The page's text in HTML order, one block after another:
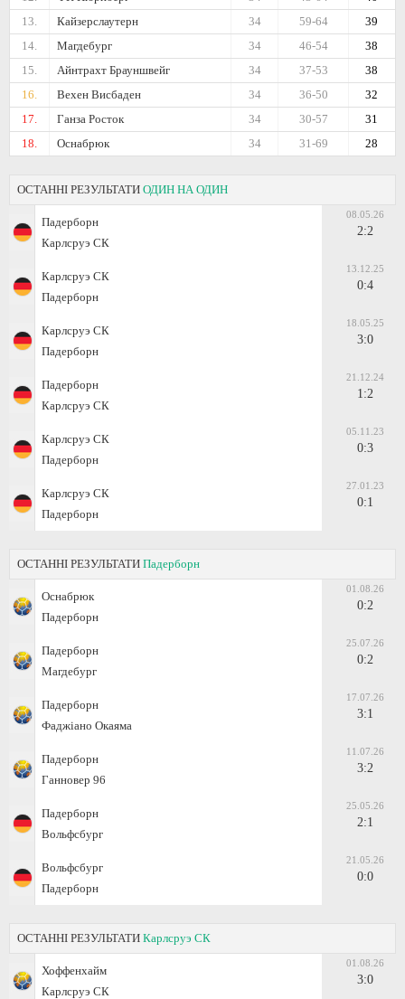
13.
Кайзерслаутерн 39
59-64
34
14.
Магдебург 38
46-54
34
15.
Айнтрахт Брауншвейг 38
37-53
34
16.
Вехен Висбаден 32
36-50
34
17.
Ганза Росток 31
30-57
34
18.
Оснабрюк 28
31-69
34
ОСТАННІ РЕЗУЛЬТАТИ ОДИН НА ОДИН
Падерборн
Карлсруэ СК
08.05.26
2:2
Карлсруэ СК
Падерборн
13.12.25
0:4
Карлсруэ СК
Падерборн
18.05.25
3:0
Падерборн
Карлсруэ СК
21.12.24
1:2
Карлсруэ СК
Падерборн
05.11.23
0:3
Карлсруэ СК
Падерборн
27.01.23
0:1
ОСТАННІ РЕЗУЛЬТАТИ Падерборн
Оснабрюк
Падерборн
01.08.26
0:2
Падерборн
Магдебург
25.07.26
0:2
Падерборн
Фаджіано Окаяма
17.07.26
3:1
Падерборн
Ганновер 96
11.07.26
3:2
Падерборн
Вольфсбург
25.05.26
2:1
Вольфсбург
Падерборн
21.05.26
0:0
ОСТАННІ РЕЗУЛЬТАТИ Карлсруэ СК
Хоффенхайм
Карлсруэ СК
01.08.26
3:0